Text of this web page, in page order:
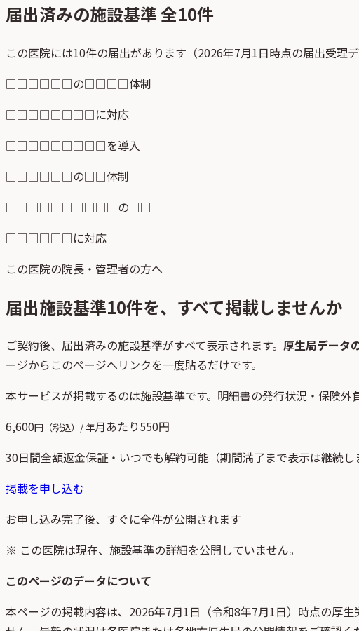
届出済みの施設基準 全10件
この医院には10件の届出があります（2026年7月1日時点の届出受理デ
□□□□□□の□□□□体制
□□□□□□□□に対応
□□□□□□□□□を導入
□□□□□□の□□体制
□□□□□□□□□□の□□
□□□□□□に対応
この医院の院長・管理者の方へ
届出施設基準10件を、すべて掲載しませんか
ご契約後、 届出済みの施設基準がすべて表示されます。 厚生局データ
ージからこのページへリンクを一度貼るだけです。
本サービスが掲載するのは施設基準です。明細書の発行状況・保険外
6,600円（税込）/ 年月あたり550円
30日間全額返金保証・いつでも解約可能（期間満了まで表示は継続し
掲載を申し込む
お申し込み完了後、すぐに全件が公開されます
※ この医院は現在、施設基準の詳細を公開していません。
このページのデータについて
本ページの掲載内容は、 2026年7月1日 （令和8年7月1日）時点の厚生